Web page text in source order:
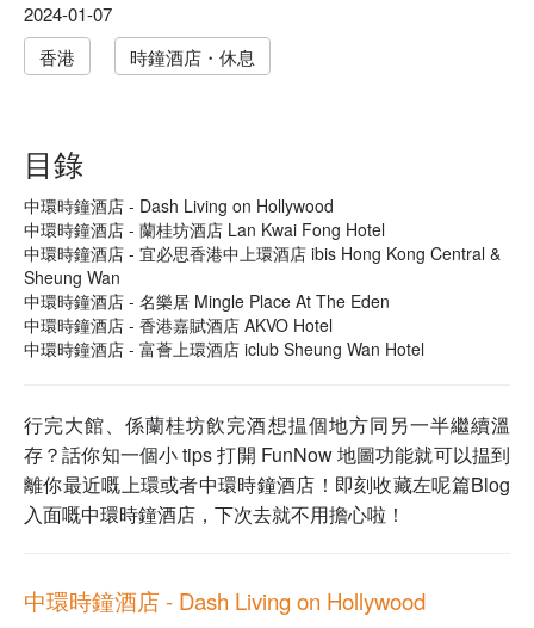
2024-01-07
香港
時鐘酒店・休息
目錄
中環時鐘酒店 - Dash Living on Hollywood
中環時鐘酒店 - 蘭桂坊酒店 Lan Kwai Fong Hotel
中環時鐘酒店 - 宜必思香港中上環酒店 ibis Hong Kong Central &
Sheung Wan
中環時鐘酒店 - 名樂居 Mingle Place At The Eden
中環時鐘酒店 - 香港嘉賦酒店 AKVO Hotel
中環時鐘酒店 - 富薈上環酒店 iclub Sheung Wan Hotel
行完大館、係蘭桂坊飲完酒想揾個地方同另一半繼續溫
存？話你知一個小 tips 打開 FunNow 地圖功能就可以揾到
離你最近嘅上環或者中環時鐘酒店！即刻收藏左呢篇Blog
入面嘅中環時鐘酒店，下次去就不用擔心啦！
中環時鐘酒店 - Dash Living on Hollywood